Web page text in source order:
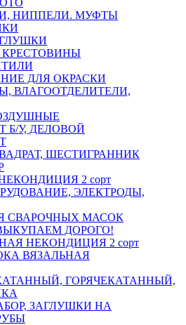
НИППЕЛИ. МУФТЫ
ДЛЯ ОКРАСКИ
ВЛАГООТДЕЛИТЕЛИ,
Б/У, ДЕЛОВОЙ
ШЕСТИГРАННИК
2 сорт
ЭЛЕКТРОДЫ,
СВАРОЧНЫХ МАСОК
ДОРОГО!
НЕКОНДИЦИЯ 2 сорт
ВЯЗАЛЬНАЯ
ГОРЯЧЕКАТАННЫЙ,
ЗАГЛУШКИ НА